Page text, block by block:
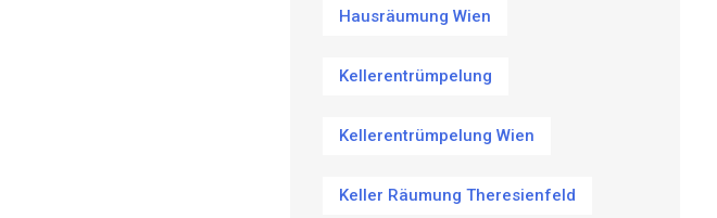
Hausräumung Wien
Kellerentrümpelung
Kellerentrümpelung Wien
Keller Räumung Theresienfeld